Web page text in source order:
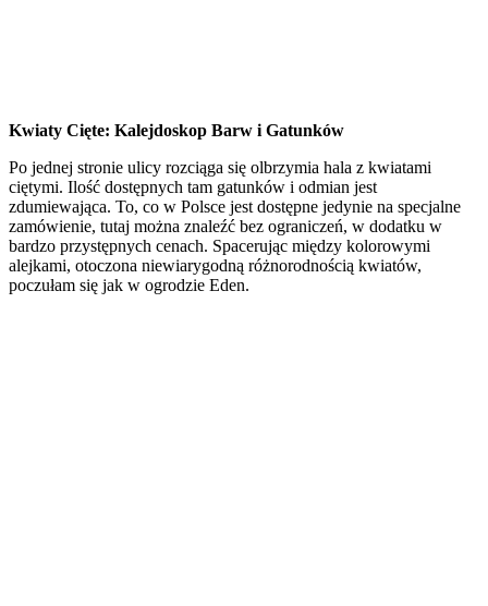
Kwiaty Cięte: Kalejdoskop Barw i Gatunków
Po jednej stronie ulicy rozciąga się olbrzymia hala z kwiatami
ciętymi. Ilość dostępnych tam gatunków i odmian jest
zdumiewająca. To, co w Polsce jest dostępne jedynie na specjalne
zamówienie, tutaj można znaleźć bez ograniczeń, w dodatku w
bardzo przystępnych cenach. Spacerując między kolorowymi
alejkami, otoczona niewiarygodną różnorodnością kwiatów,
poczułam się jak w ogrodzie Eden.